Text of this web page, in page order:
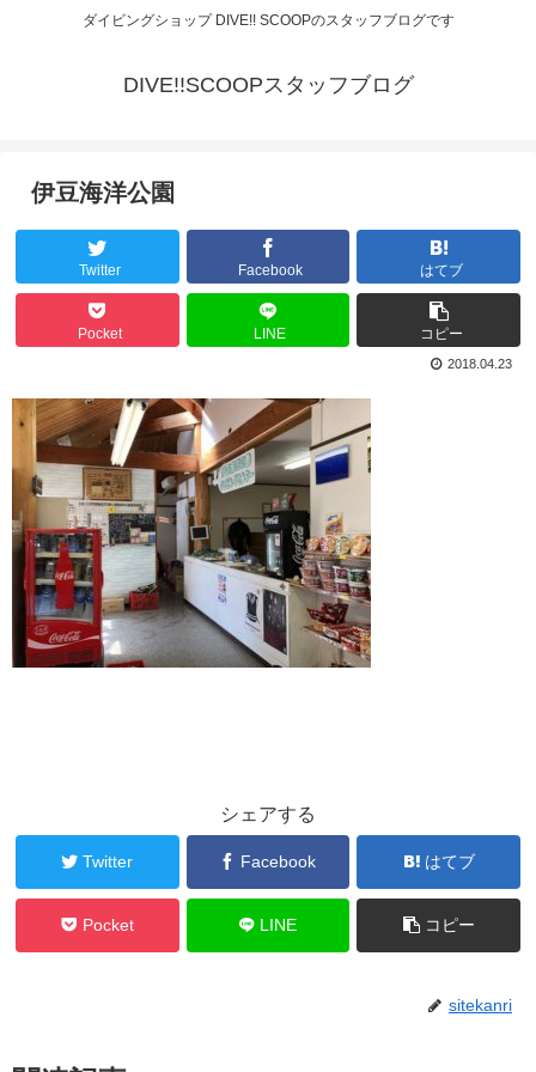
ダイビングショップ DIVE!! SCOOPのスタッフブログです
DIVE!!SCOOPスタッフブログ
伊豆海洋公園
Twitter Facebook はてブ
Pocket LINE コピー
2018.04.23
シェアする
Twitter Facebook はてブ
Pocket LINE コピー
sitekanri